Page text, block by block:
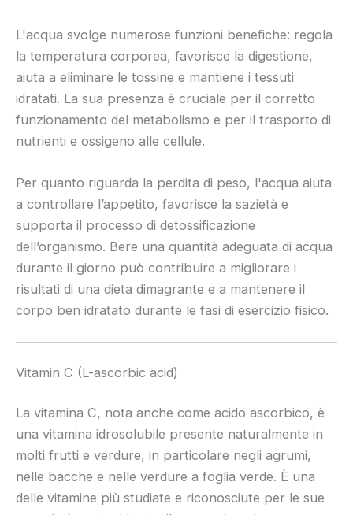
L'acqua svolge numerose funzioni benefiche: regola
la temperatura corporea, favorisce la digestione,
aiuta a eliminare le tossine e mantiene i tessuti
idratati. La sua presenza è cruciale per il corretto
funzionamento del metabolismo e per il trasporto di
nutrienti e ossigeno alle cellule.
Per quanto riguarda la perdita di peso, l'acqua aiuta
a controllare l’appetito, favorisce la sazietà e
supporta il processo di detossificazione
dell’organismo. Bere una quantità adeguata di acqua
durante il giorno può contribuire a migliorare i
risultati di una dieta dimagrante e a mantenere il
corpo ben idratato durante le fasi di esercizio fisico.
Vitamin C (L-ascorbic acid)
La vitamina C, nota anche come acido ascorbico, è
una vitamina idrosolubile presente naturalmente in
molti frutti e verdure, in particolare negli agrumi,
nelle bacche e nelle verdure a foglia verde. È una
delle vitamine più studiate e riconosciute per le sue